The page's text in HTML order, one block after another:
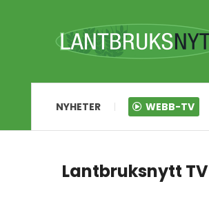
NYHETER WEBB-TV
Lantbruksnytt TV